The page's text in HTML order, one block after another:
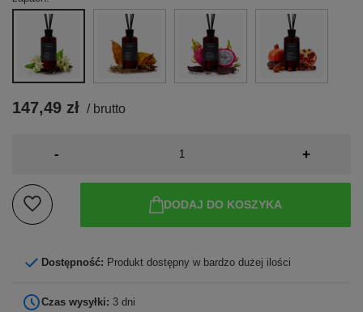
147,49 zł / brutto
- +
DODAJ DO KOSZYKA
Dostępność: Produkt dostępny w bardzo dużej ilości
Czas wysyłki: 3 dni